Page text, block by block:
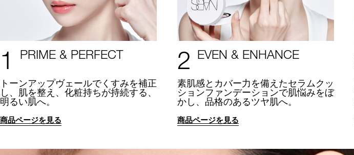
1 PRIME & PERFECT
トーンアップヴェールでくすみを補正
し、肌を整え、化粧持ちが持続する、
明るい肌へ。
商品ページを見る
2 EVEN & ENHANCE
素肌感とカバー力を備えたセラムクッ
ションファンデーションで肌悩みをぼ
かし、品格のあるツヤ肌へ。
商品ページを見る